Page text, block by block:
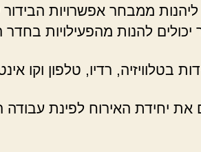
ממבחר אפשרויות הבידור
יכולים להנות מהפעילויות
בטלוויזיה, רדיו, טלפון וקו
את יחידת האירוח לפינת